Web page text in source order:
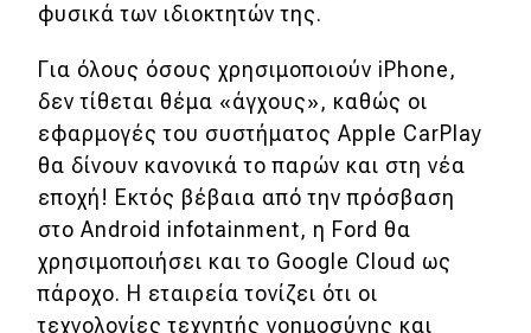
Νέα
Τεχνολογία
Mobility
Σταθμοί φόρτισης
Classic
φυσικά των ιδιοκτητών της.
Για όλους όσους χρησιμοποιούν iPhone,
δεν τίθεται θέμα «άγχους», καθώς οι
εφαρμογές του συστήματος Apple CarPlay
θα δίνουν κανονικά το παρών και στη νέα
εποχή! Εκτός βέβαια από την πρόσβαση
στο Android infotainment, η Ford θα
χρησιμοποιήσει και το Google Cloud ως
πάροχο. Η εταιρεία τονίζει ότι οι
τεχνολογίες τεχνητής νοημοσύνης και